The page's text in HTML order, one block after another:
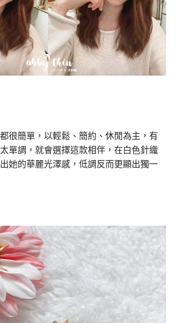
很簡單，以輕鬆、簡約、休閒為主，有
單調，就會選擇這款相伴，在白色針織
她的華麗光澤感，低調反而更顯出獨一